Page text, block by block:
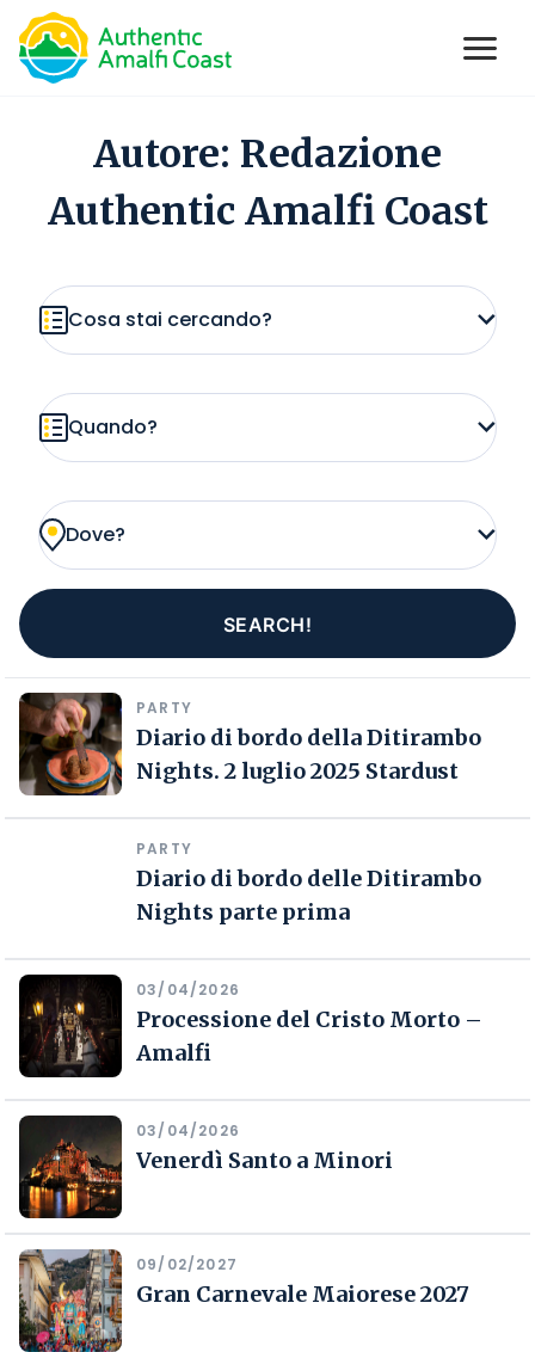
Open
Autore: Redazione
Authentic Amalfi Coast
Cosa stai cercando?
Quando?
Dove?
PARTY
Diario di bordo della Ditirambo
Nights. 2 luglio 2025 Stardust
PARTY
Diario di bordo delle Ditirambo
Nights parte prima
03/04/2026
Processione del Cristo Morto –
Amalfi
03/04/2026
Venerdì Santo a Minori
09/02/2027
Gran Carnevale Maiorese 2027
main menu